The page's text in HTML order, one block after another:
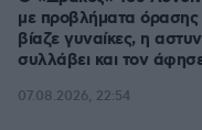
με προβλήματα όρασης
βίαζε γυναίκες, η
συλλάβει και τον
07.08.2026, 22:54